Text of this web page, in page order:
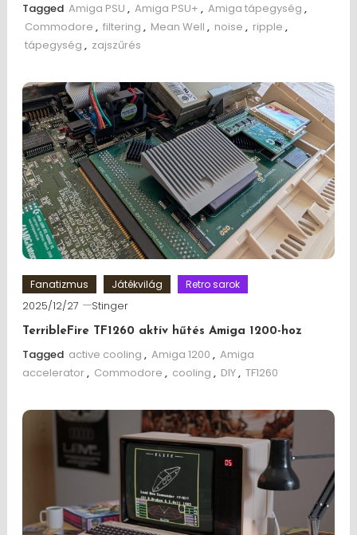
Tagged Amiga PSU , Amiga PSU+ , Amiga tápegység ,
Commodore , filtering , Mean Well , noise , ripple ,
tápegység , zajszűrés
Fanatizmus Játékvilág Retro sarok
2025/12/27 Stinger
TerribleFire TF1260 aktív hűtés Amiga 1200-hoz
Tagged active cooling , Amiga 1200 , Amiga
accelerator, Commodore , cooling , DIY, TF1260